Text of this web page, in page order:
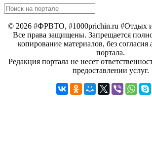
© 2026 #ФРВТО, #1000prichin.ru #Отдых и
Все права защищены. Запрещается
копирование материалов, без
портала.
Редакция портала не несет
предоставлении услуг.